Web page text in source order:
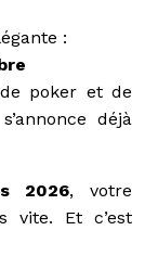
:
poker et de
déjà
2026, votre
vite. Et c’est